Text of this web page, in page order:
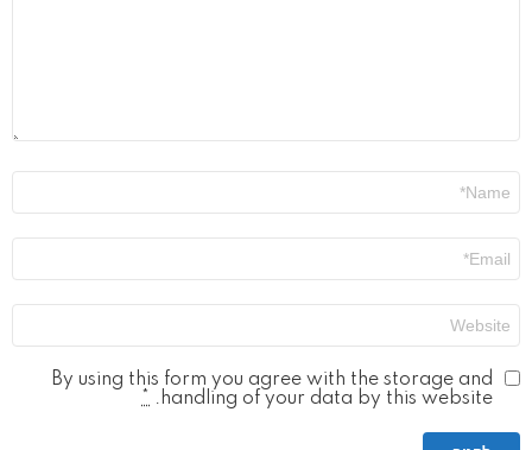
By using this form you agree with the storage and
handling of your data by this website.